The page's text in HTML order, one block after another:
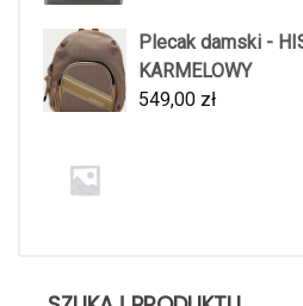
Plecak damski -
KARMELOWY
549,00 zł